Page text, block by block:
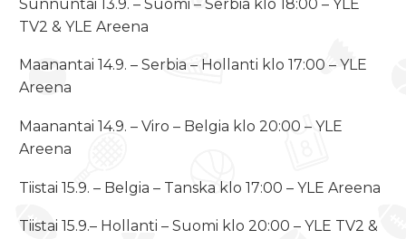
Sunnuntai 13.9. – Suomi – Serbia klo 18:00 – YLE
TV2 & YLE Areena
Maanantai 14.9. – Serbia – Hollanti klo 17:00 – YLE
Areena
Maanantai 14.9. – Viro – Belgia klo 20:00 – YLE
Areena
Tiistai 15.9. – Belgia – Tanska klo 17:00 – YLE Areena
Tiistai 15.9.– Hollanti – Suomi klo 20:00 – YLE TV2 &